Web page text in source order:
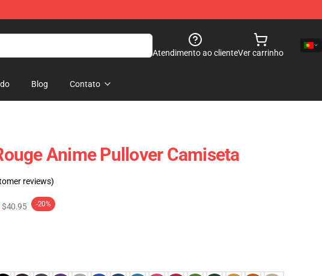
Atendimento ao clienteVer carrinho
Blog Contato
Anime Pullover Camiseta
reviews)
$40.95 -20%